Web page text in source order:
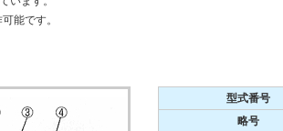
能です。
型式番号
略号